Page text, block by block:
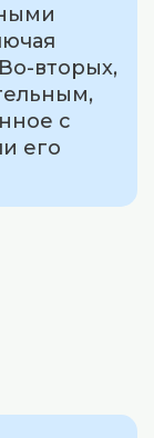
вторых,
с
его